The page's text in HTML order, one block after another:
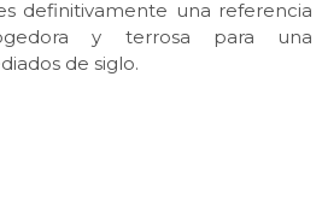
definitivamente una referencia
y terrosa para una
de siglo.